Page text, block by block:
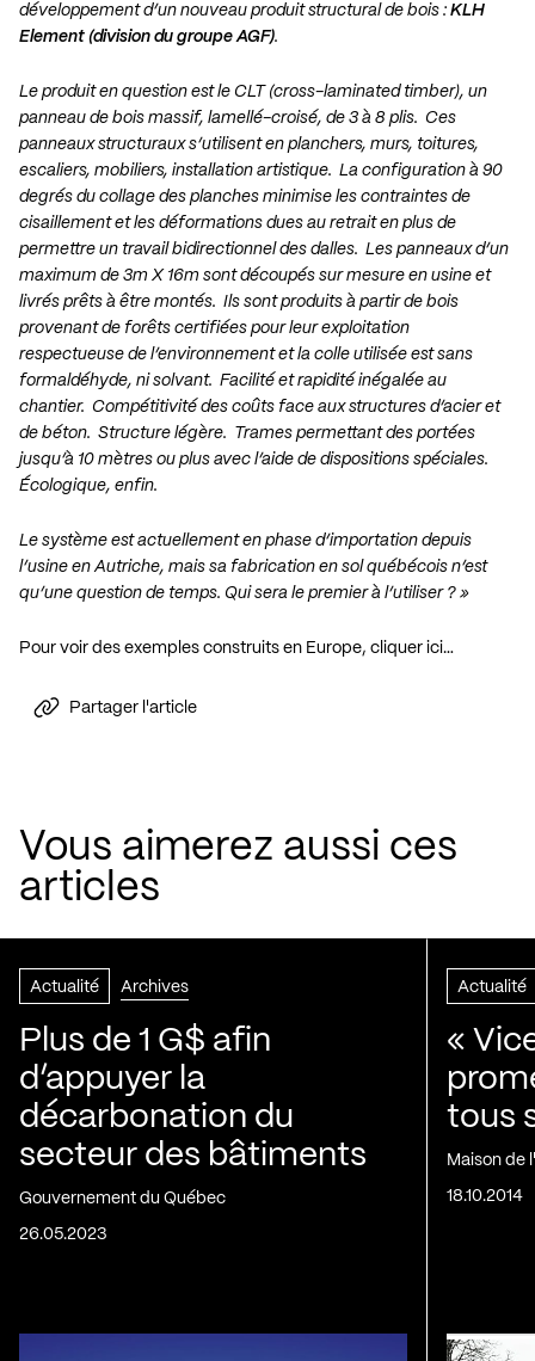
développement d’un nouveau produit structural de bois : KLH
Element (division du groupe AGF).
Le produit en question est le CLT (cross-laminated timber), un
panneau de bois massif, lamellé-croisé, de 3 à 8 plis. Ces
panneaux structuraux s’utilisent en planchers, murs, toitures,
escaliers, mobiliers, installation artistique. La configuration à 90
degrés du collage des planches minimise les contraintes de
cisaillement et les déformations dues au retrait en plus de
permettre un travail bidirectionnel des dalles. Les panneaux d’un
maximum de 3m X 16m sont découpés sur mesure en usine et
livrés prêts à être montés. Ils sont produits à partir de bois
provenant de forêts certifiées pour leur exploitation
respectueuse de l’environnement et la colle utilisée est sans
formaldéhyde, ni solvant. Facilité et rapidité inégalée au
chantier. Compétitivité des coûts face aux structures d’acier et
de béton. Structure légère. Trames permettant des portées
jusqu’à 10 mètres ou plus avec l’aide de dispositions spéciales.
Écologique, enfin.
Le système est actuellement en phase d’importation depuis
l’usine en Autriche, mais sa fabrication en sol québécois n’est
qu’une question de temps. Qui sera le premier à l’utiliser ? »
Pour voir des exemples construits en Europe, cliquer ici…
Partager l'article
Vous aimerez aussi ces
articles
Actualité Archives
Plus de 1 G$ afin
d’appuyer la
décarbonation du
secteur des bâtiments
Gouvernement du Québec
26.05.2023
Actualité
«
tous
Maison de
18.10.2014